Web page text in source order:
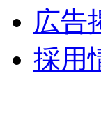
広告
採用